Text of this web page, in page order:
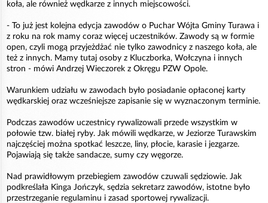
koła, ale również wędkarze z innych miejscowości.
- To już jest kolejna edycja zawodów o Puchar Wójta Gminy Turawa i
z roku na rok mamy coraz więcej uczestników. Zawody są w formie
open, czyli mogą przyjeżdżać nie tylko zawodnicy z naszego koła, ale
też z innych. Mamy tutaj osoby z Kluczborka, Wołczyna i innych
stron - mówi Andrzej Wieczorek z Okręgu PZW Opole.
Warunkiem udziału w zawodach było posiadanie opłaconej karty
wędkarskiej oraz wcześniejsze zapisanie się w wyznaczonym terminie.
Podczas zawodów uczestnicy rywalizowali przede wszystkim w
połowie tzw. białej ryby. Jak mówili wędkarze, w Jeziorze Turawskim
najczęściej można spotkać leszcze, liny, płocie, karasie i jezgarze.
Pojawiają się także sandacze, sumy czy węgorze.
Nad prawidłowym przebiegiem zawodów czuwali sędziowie. Jak
podkreślała Kinga Jończyk, sędzia sekretarz zawodów, istotne było
przestrzeganie regulaminu i zasad sportowej rywalizacji.